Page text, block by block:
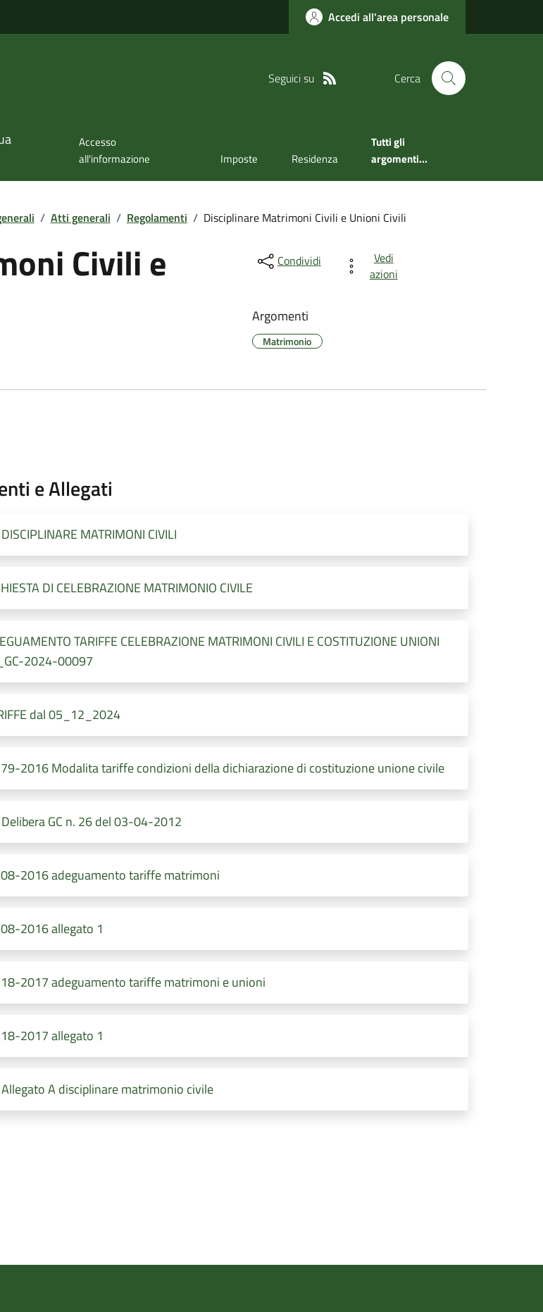
Accedi all'area personale
Seguici su Cerca
Accesso
all'informazione
Imposte Residenza
Tutti gli
argomenti...
/ Atti generali / Regolamenti / Disciplinare Matrimoni Civili e Unioni Civili
Civili e Condividi
Vedi
azioni
Argomenti
Matrimonio
e Allegati
MATRIMONI CIVILI
DI CELEBRAZIONE MATRIMONIO CIVILE
TARIFFE CELEBRAZIONE MATRIMONI CIVILI E COSTITUZIONE UNIONI
2024-00097
dal 05_12_2024
79-2016 Modalita tariffe condizioni della dichiarazione di costituzione unione civile
GC n. 26 del 03-04-2012
08-2016 adeguamento tariffe matrimoni
08-2016 allegato 1
18-2017 adeguamento tariffe matrimoni e unioni
18-2017 allegato 1
A disciplinare matrimonio civile